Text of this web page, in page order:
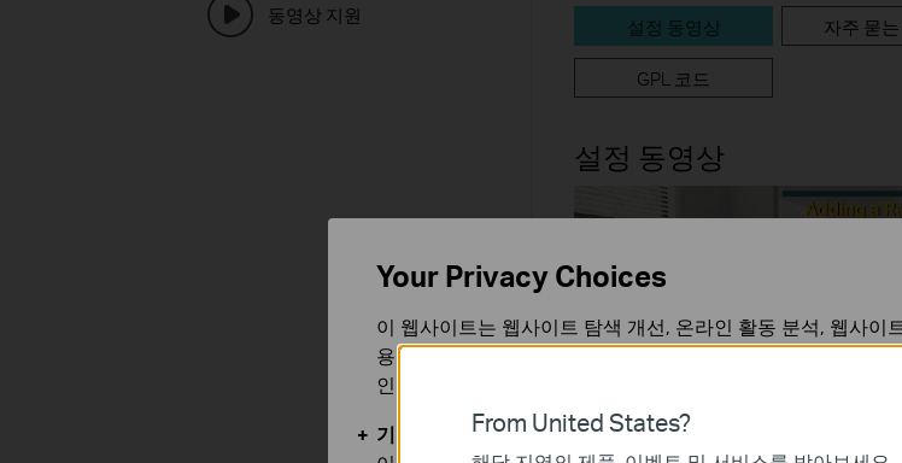
동영상 지원 설정 동영상 자주 묻
GPL 코드
설정 동영상
How to Configure a Range
From United States?
Your Privacy Choices
이 웹사이트는 웹사이트 탐색 개선, 온라인 활동 분석, 웹사이
용합니다. 귀하는 언제든지 쿠키 사용을 거부할 수 있습니다.
인할 수 있습니다.
기본 쿠키